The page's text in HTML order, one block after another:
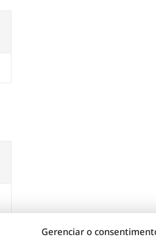
Gerenciar o